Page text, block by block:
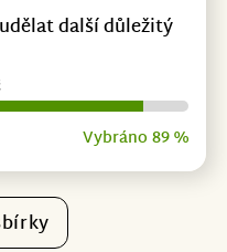
další důležitý
Vybráno 89 %